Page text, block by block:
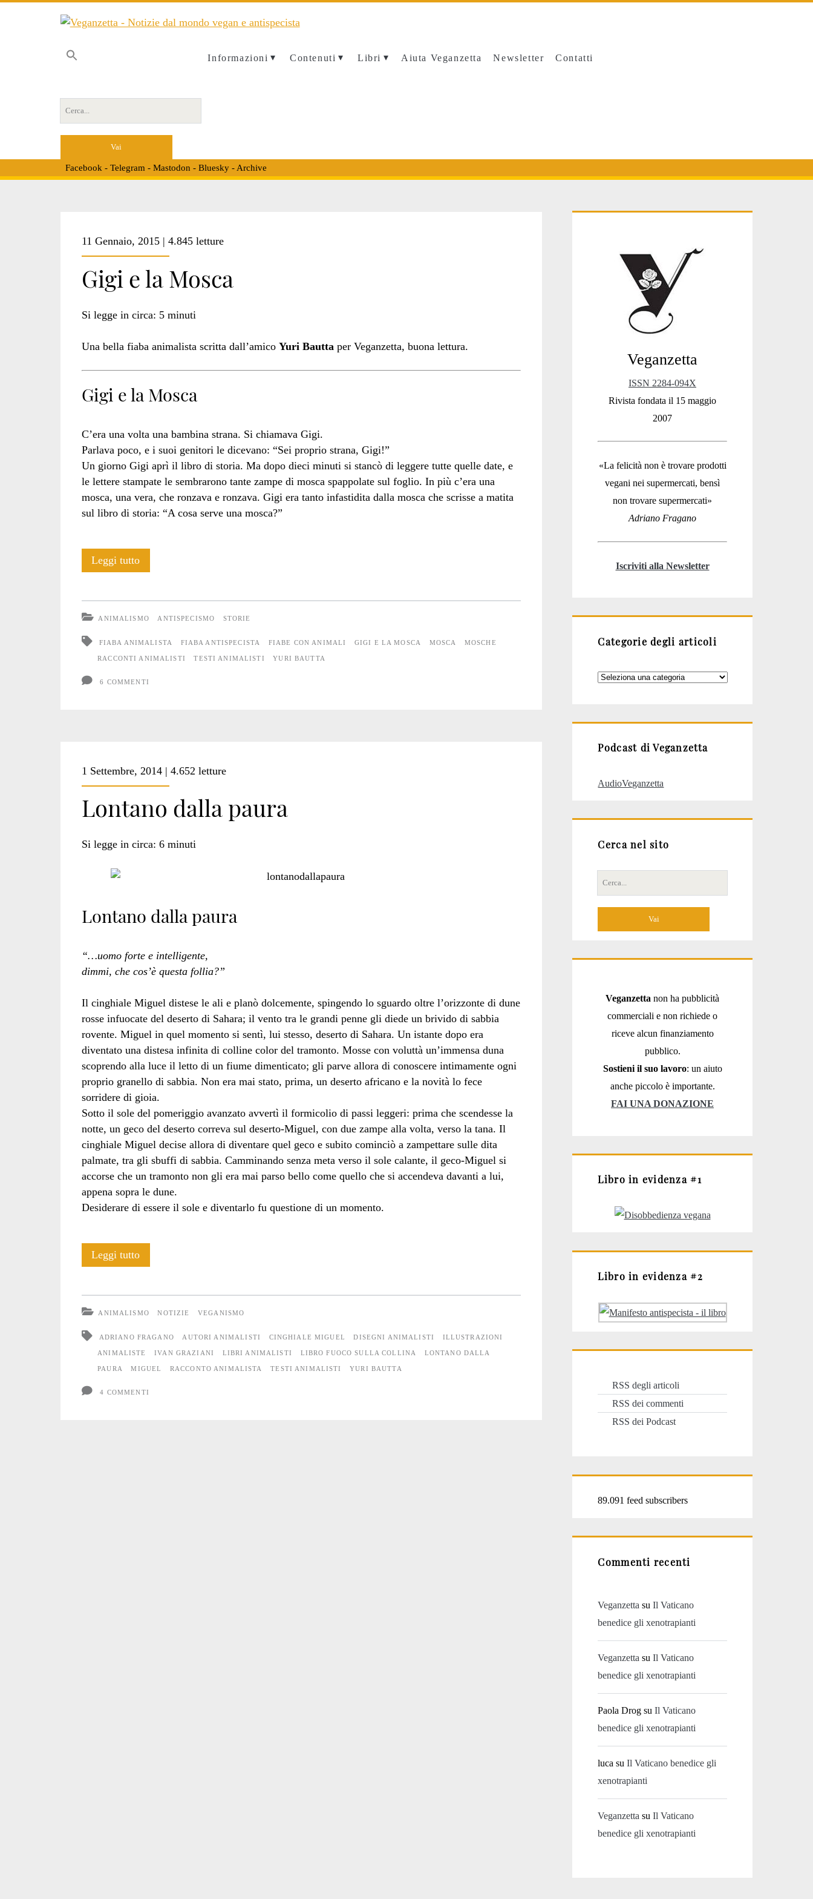
Cerca per:
Informazioni Contenuti Libri Aiuta Veganzetta Newsletter Contatti
Facebook - Telegram - Mastodon - Bluesky- Archive
<span>testi
animalisti</span>
11 Gennaio, 2015 | 4.845 letture
Gigi e la Mosca
Si legge in circa: 5 minuti
Una bella fiaba animalista scritta dall’amico Yuri Bautta per Veganzetta, buona lettura.
Gigi e la Mosca
C’era una volta una bambina strana. Si chiamava Gigi.
Parlava poco, e i suoi genitori le dicevano: “Sei proprio strana, Gigi!”
Un giorno Gigi aprì il libro di storia. Ma dopo dieci minuti si stancò di leggere tutte quelle date, e
le lettere stampate le sembrarono tante zampe di mosca spappolate sul foglio. In più c’era una
mosca, una vera, che ronzava e ronzava. Gigi era tanto infastidita dalla mosca che scrisse a matita
sul libro di storia: “A cosa serve una mosca?”
Leggi tuttoGigi
ANIMALISMO ANTISPECISMO STORIE
FIABA ANIMALISTA FIABA ANTISPECISTA FIABE CON ANIMALI GIGI E LA MOSCA MOSCA MOSCHE
RACCONTI ANIMALISTI TESTI ANIMALISTI YURI BAUTTA
6 COMMENTI
1 Settembre, 2014 | 4.652 letture
Lontano dalla paura
Si legge in circa: 6 minuti
Lontano dalla paura
“…uomo forte e intelligente,
dimmi, che cos’è questa follia?”
Il cinghiale Miguel distese le ali e planò dolcemente, spingendo lo sguardo oltre l’orizzonte di dune
rosse infuocate del deserto di Sahara; il vento tra le grandi penne gli diede un brivido di sabbia
rovente. Miguel in quel momento si sentì, lui stesso, deserto di Sahara. Un istante dopo era
diventato una distesa infinita di colline color del tramonto. Mosse con voluttà un’immensa duna
scoprendo alla luce il letto di un fiume dimenticato; gli parve allora di conoscere intimamente ogni
proprio granello di sabbia. Non era mai stato, prima, un deserto africano e la novità lo fece
sorridere di gioia.
Sotto il sole del pomeriggio avanzato avvertì il formicolio di passi leggeri: prima che scendesse la
notte, un geco del deserto correva sul deserto-Miguel, con due zampe alla volta, verso la tana. Il
cinghiale Miguel decise allora di diventare quel geco e subito cominciò a zampettare sulle dita
palmate, tra gli sbuffi di sabbia. Camminando senza meta verso il sole calante, il geco-Miguel si
accorse che un tramonto non gli era mai parso bello come quello che si accendeva davanti a lui,
appena sopra le dune.
Desiderare di essere il sole e diventarlo fu questione di un momento.
Leggi tuttoLontano
ANIMALISMO NOTIZIE VEGANISMO
ADRIANO FRAGANO AUTORI ANIMALISTI CINGHIALE MIGUEL DISEGNI ANIMALISTI ILLUSTRAZIONI
ANIMALISTE IVAN GRAZIANI LIBRI ANIMALISTI LIBRO FUOCO SULLA COLLINA LONTANO DALLA
PAURA MIGUEL RACCONTO ANIMALISTA TESTI ANIMALISTI YURI BAUTTA
4 COMMENTI
Sidebar
Veganzetta
ISSN 2284-094X
Rivista fondata il 15 maggio
2007
«La felicità non è trovare prodotti
vegani nei supermercati, bensì
non trovare supermercati»
Adriano Fragano
Iscriviti alla Newsletter
Categorie degli articoli
Categorie
Podcast di Veganzetta
AudioVeganzetta
Cerca nel sito
Cerca
per:
Veganzetta non ha pubblicità
commerciali e non richiede o
riceve alcun finanziamento
pubblico.
Sostieni il suo lavoro: un aiuto
anche piccolo è importante.
FAI UNA DONAZIONE
Libro in evidenza #1
Libro in evidenza #2
RSS degli articoli
RSS dei commenti
RSS dei Podcast
89.091 feed subscribers
Commenti recenti
Veganzetta suIl Vaticano
benedice gli xenotrapianti
Veganzetta suIl Vaticano
benedice gli xenotrapianti
Paola Drog suIl Vaticano
benedice gli xenotrapianti
luca suIl Vaticano benedice gli
xenotrapianti
Veganzetta suIl Vaticano
benedice gli xenotrapianti